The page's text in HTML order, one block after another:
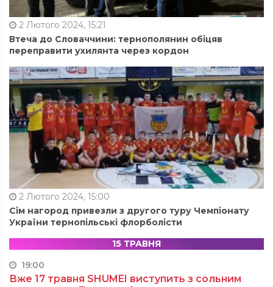
2 Лютого 2024, 15:21
Втеча до Словаччини: тернополянин обіцяв
переправити ухилянта через кордон
2 Лютого 2024, 15:00
Сім нагород привезли з другого туру Чемпіонату
України тернопільські флорболісти
15 ТРАВНЯ
19:00
Вже 17 травня SHUMEI виступить з сольним